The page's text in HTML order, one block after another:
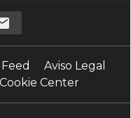
Feed
Aviso Legal
Cookie Center